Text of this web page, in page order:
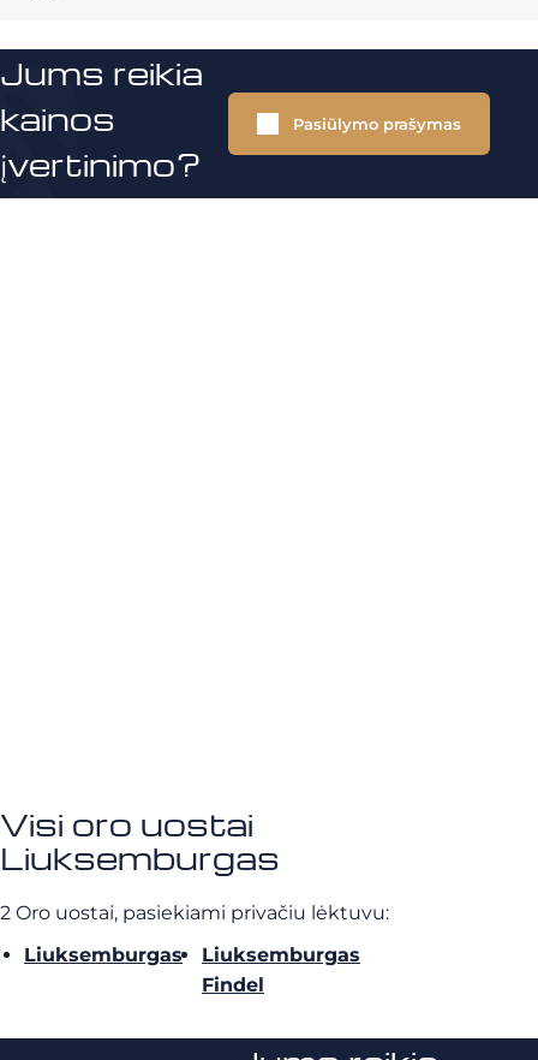
Jums reikia
kainos
įvertinimo?
Pasiūlymo prašymas
Visi oro uostai
Liuksemburgas
2 Oro uostai, pasiekiami privačiu lėktuvu:
Liuksemburgas
Liuksemburgas
Findel